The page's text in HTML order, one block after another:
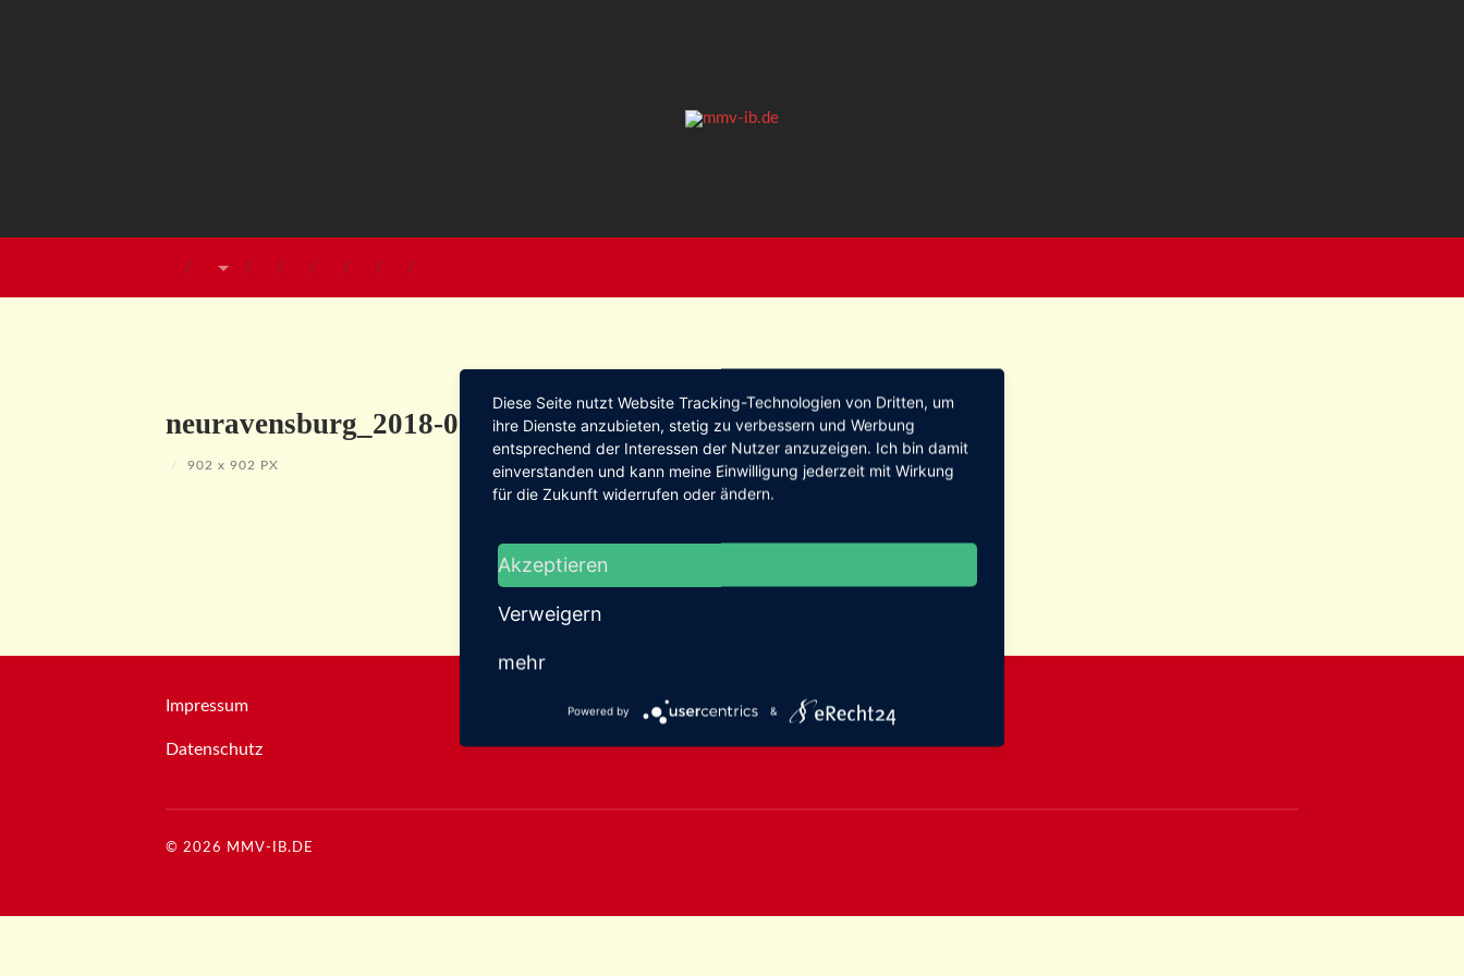
neuravensburg_2018-0048.jpg
/ 902 x 902 PX
Impressum
Datenschutz
© 2026 MMV-IB.DE
Diese Seite nutzt Website Tracking-Technologien von Dritten, um
ihre Dienste anzubieten, stetig zu verbessern und Werbung
entsprechend der Interessen der Nutzer anzuzeigen. Ich bin damit
einverstanden und kann meine Einwilligung jederzeit mit Wirkung
für die Zukunft widerrufen oder ändern.
Akzeptieren
Verweigern
mehr
Powered by &